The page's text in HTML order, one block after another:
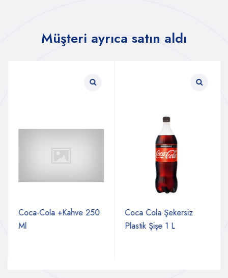
Müşteri ayrıca satın aldı
Coca-Cola +Kahve 250
Ml
Coca Cola Şekersiz
Plastik Şişe 1 L